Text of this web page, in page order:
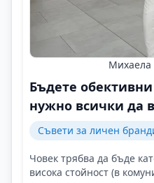
Михаела
Бъдете
нужно всички да
Съвети за личен
Човек трябва да бъде
висока стойност (в